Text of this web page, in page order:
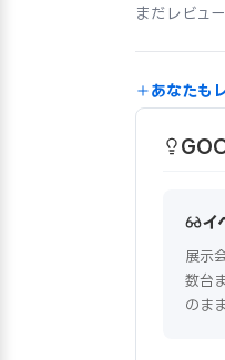
まだレビュ
あなたも
イ
展示
数台
のま